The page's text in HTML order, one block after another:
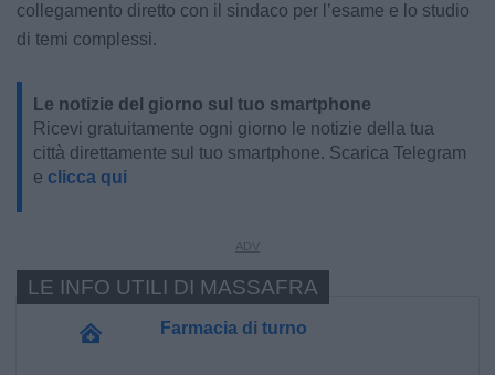
collegamento diretto con il sindaco per l’esame e lo studio
di temi complessi.
Le notizie del giorno sul tuo smartphone
Ricevi gratuitamente ogni giorno le notizie della tua
città direttamente sul tuo smartphone. Scarica Telegram
e clicca qui
Farmacia di turno
LE INFO UTILI DI MASSAFRA